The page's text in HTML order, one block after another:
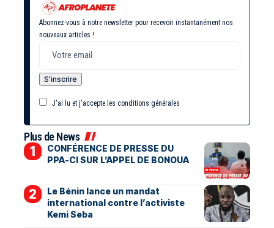
Abonnez-vous à notre newsletter pour recevoir instantanément nos
nouveaux articles !
J'ai lu et j'accepte les conditions générales
Plus de News
CONFÉRENCE DE PRESSE DU
PPA-CI SUR L’APPEL DE BONOUA
Le Bénin lance un mandat
international contre l’activiste
Kemi Seba